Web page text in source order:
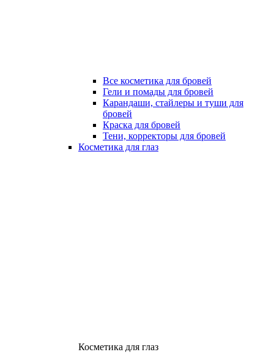
Все косметика для бровей
Гели и помады для бровей
Карандаши, стайлеры и туши для
бровей
Краска для бровей
Тени, корректоры для бровей
Косметика для глаз
Косметика для глаз